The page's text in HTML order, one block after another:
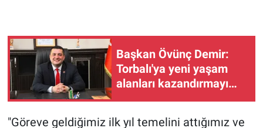
Başkan Övünç Demir:
Torbalı'ya yeni yaşam
alanları kazandırmayı
sürdürüyoruz
"Göreve geldiğimiz ilk yıl temelini attığımız ve